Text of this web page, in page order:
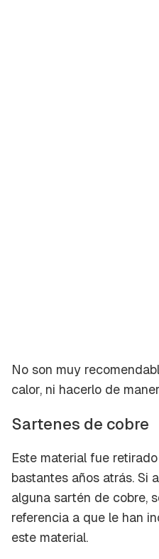
No son muy
calor, ni hacerlo de
Sartenes de cobre
Este material fue
bastantes años atrás. Si
alguna sartén de cobre,
referencia a que le han
este material.